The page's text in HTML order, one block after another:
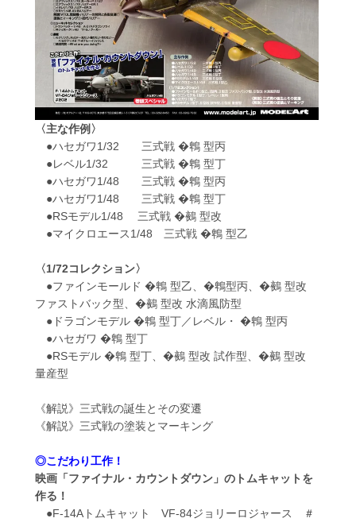
〈主な作例〉
●ハセガワ1/32 三式戦 �鵯 型丙
●レベル1/32 三式戦 �鵯 型丁
●ハセガワ1/48 三式戦 �鵯 型丙
●ハセガワ1/48 三式戦 �鵯 型丁
●RSモデル1/48 三式戦 �鵺 型改
●マイクロエース1/48 三式戦 �鵯 型乙
〈1/72コレクション〉
●ファインモールド �鵯 型乙、�鵯型丙、�鵺 型改
ファストバック型、�鵺 型改 水滴風防型
●ドラゴンモデル �鵯 型丁／レベル・ �鵯 型丙
●ハセガワ �鵯 型丁
●RSモデル �鵯 型丁、�鵺 型改 試作型、�鵺 型改
量産型
《解説》三式戦の誕生とその変遷
《解説》三式戦の塗装とマーキング
◎こだわり工作！
映画「ファイナル・カウントダウン」のトムキャットを
作る！
●F-14Aトムキャット VF-84ジョリーロジャース ＃